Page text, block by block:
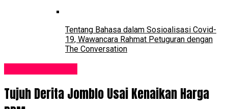
Tentang Bahasa dalam Sosioalisasi Covid-
19, Wawancara Rahmat Petuguran dengan
The Conversation
Tujuh Derita Jomblo Usai Kenaikan Harga